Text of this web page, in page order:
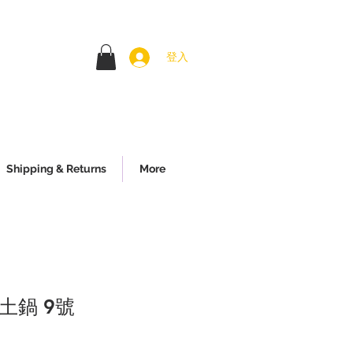
登入
Shipping & Returns More
鍋 9號